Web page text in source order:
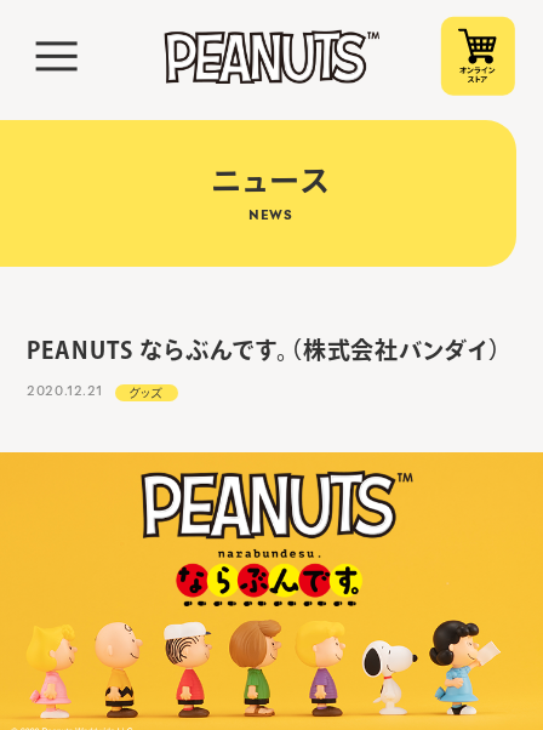
ニュース
NEWS
PEANUTS ならぶんです。（株式会社バンダイ）
2020.12.21 グッズ